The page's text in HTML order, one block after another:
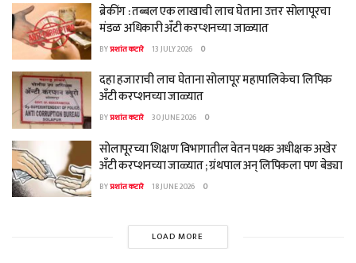
ब्रेकींग : तब्बल एक लाखाची लाच घेताना उत्तर सोलापूरचा
मंडळ अधिकारी अँटी करप्शनच्या जाळ्यात
BYप्रशांत कटारे 13 JULY 2026 0
दहा हजाराची लाच घेताना सोलापूर महापालिकेचा लिपिक
अँटी करप्शनच्या जाळ्यात
BYप्रशांत कटारे 30 JUNE 2026 0
सोलापूरच्या शिक्षण विभागातील वेतन पथक अधीक्षक अखेर
अँटी करप्शनच्या जाळ्यात ; ग्रंथपाल अन् लिपिकला पण बेड्या
BYप्रशांत कटारे 18 JUNE 2026 0
LOAD MORE